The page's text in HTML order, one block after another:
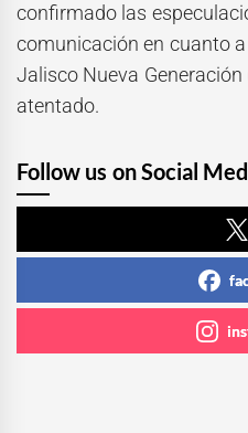
confirmado las
comunicación en cuanto
Jalisco Nueva
atentado.
Follow us on Social